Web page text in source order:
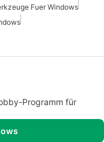
Fuer Windows
Programm für